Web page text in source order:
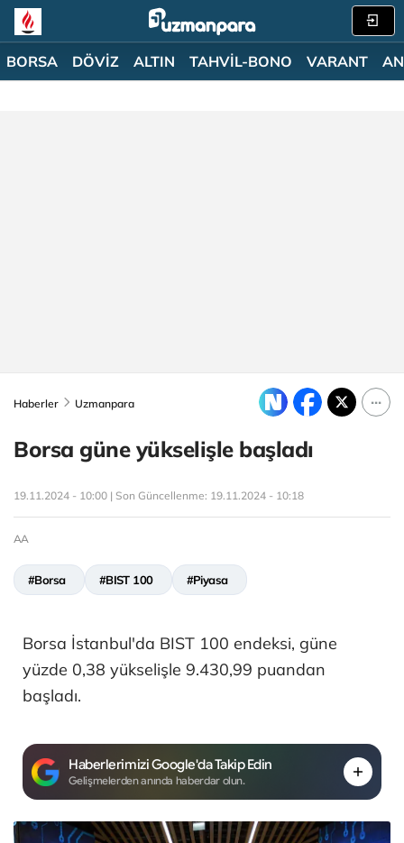
BORSA DÖVİZ ALTIN TAHVİL-BONO VARANT
Haberler Uzmanpara
Borsa güne yükselişle başladı
19.11.2024 - 10:00 | Son Güncellenme: 19.11.2024 - 10:18
AA
#Borsa #BIST 100 #Piyasa
Borsa İstanbul'da BIST 100 endeksi, güne
yüzde 0,38 yükselişle 9.430,99 puandan
başladı.
Haberlerimizi Google'da Takip Edin
Gelişmelerden anında haberdar olun.